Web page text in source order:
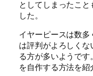
としてしまったこ
した。
イヤーピースは数
は評判がよろしくな
る方が多いようで
を自作する方法を紹